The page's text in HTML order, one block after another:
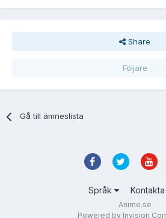
Share
Följare
Gå till ämneslista
Språk
Anime.se
Powered by Invision